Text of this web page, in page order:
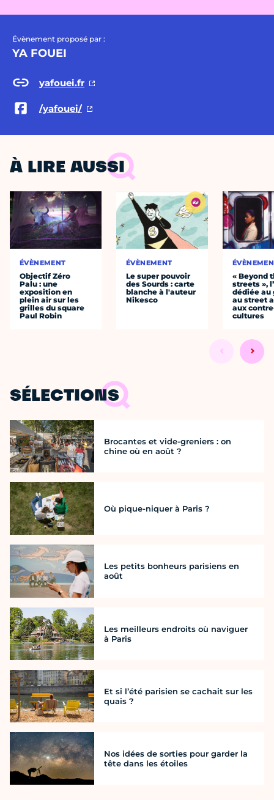
Évènement proposé par :
YA FOUEI
yafouei.fr
/yafouei/
À LIRE AUSSI
ÉVÈNEMENT
Objectif Zéro
Palu : une
exposition en
plein air sur les
grilles du square
Paul Robin
ÉVÈNEMENT
Le super pouvoir
des Sourds : carte
blanche à l'auteur
Nikesco
« Beyond
streets »,
dédiée au
au street
aux
cultures
SÉLECTIONS
Brocantes et vide-greniers : on
chine où en août ?
Où pique-niquer à Paris ?
Les petits bonheurs parisiens en
août
Les meilleurs endroits où naviguer
à Paris
Et si l’été parisien se cachait sur les
quais ?
Nos idées de sorties pour garder la
tête dans les étoiles